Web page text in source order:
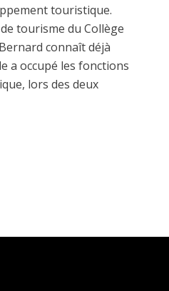
touristique.
tourisme du Collège
connaît déjà
a occupé les fonctions
lors des deux